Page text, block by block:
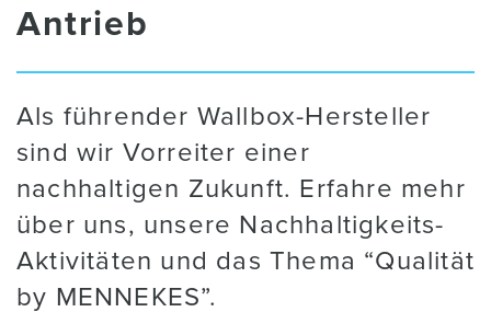
Antrieb
Als führender Wallbox-Hersteller
sind wir Vorreiter einer
nachhaltigen Zukunft. Erfahre mehr
über uns, unsere Nachhaltigkeits-
Aktivitäten und das Thema “Qualität
by MENNEKES”.